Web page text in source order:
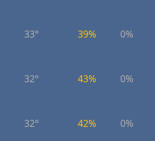
33° 39% 0%
32° 43% 0%
32° 42% 0%